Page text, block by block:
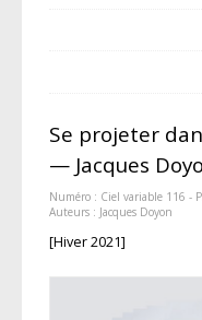
Se projeter
— Jacques
Numéro : Ciel variable 116 -
Auteurs : Jacques Doyon
[Hiver 2021]